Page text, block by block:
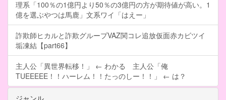
理系「100％の1億円より50％の3億円の方が期待値が高い。1
億を選ぶやつは馬鹿」文系ワイ「はえー」
詐欺師ヒカルと詐欺グループVAZ関コレ追放仮面赤カビツイ
垢凍結【part66】
主人公「異世界転移！」 ← わかる 主人公「俺
TUEEEEE！！ハーレム！！たっのしー！！」 ← は？